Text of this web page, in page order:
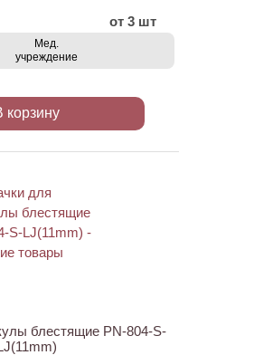
от 3 шт
Мед.
учреждение
корзину
блестящие PN-804-S-